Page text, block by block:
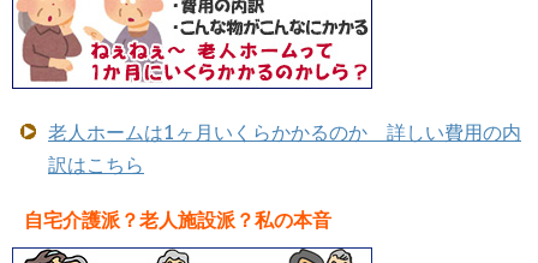
老人ホームは1ヶ月いくらかかるのか 詳しい費用の内
訳はこちら
自宅介護派？老人施設派？私の本音